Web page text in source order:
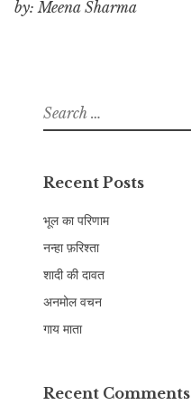
by: Meena Sharma
Search
for:
Recent Posts
भूल का परिणाम
नन्हा फ़रिश्ता
शादी की दावत
अनमोल वचन
गाय माता
Recent Comments